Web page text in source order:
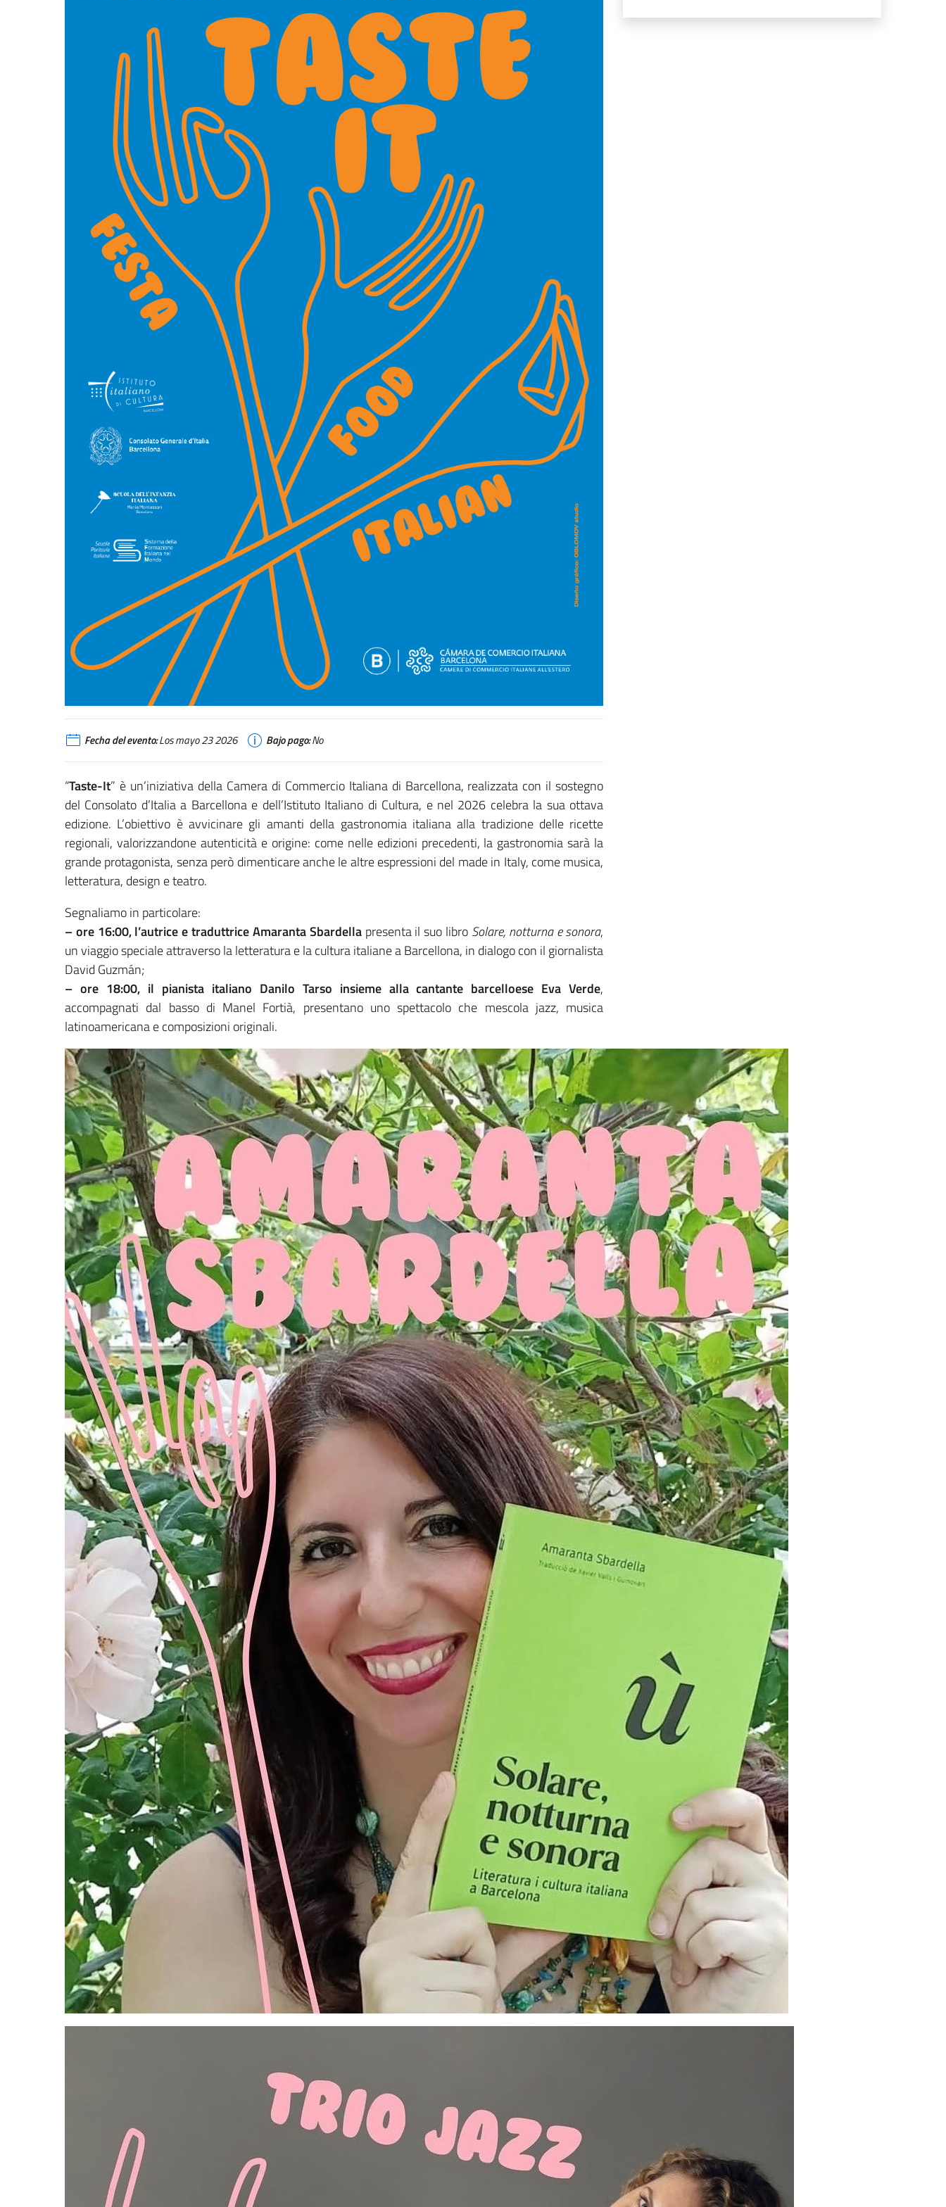
Fecha del evento:Los mayo 23 2026 Bajo pago:No
“Taste-It” è un’iniziativa della Camera di Commercio Italiana di Barcellona, realizzata con il sostegno
del Consolato d’Italia a Barcellona e dell’Istituto Italiano di Cultura, e nel 2026 celebra la sua ottava
edizione. L’obiettivo è avvicinare gli amanti della gastronomia italiana alla tradizione delle ricette
regionali, valorizzandone autenticità e origine: come nelle edizioni precedenti, la gastronomia sarà la
grande protagonista, senza però dimenticare anche le altre espressioni del made in Italy, come musica,
letteratura, design e teatro.
Segnaliamo in particolare:
– ore 16:00, l’autrice e traduttrice Amaranta Sbardellapresenta il suo libro Solare, notturna e sonora,
un viaggio speciale attraverso la letteratura e la cultura italiane a Barcellona, in dialogo con il giornalista
David Guzmán;
– ore 18:00, il pianista italiano Danilo Tarso insieme alla cantante barcelloese Eva Verde,
accompagnati dal basso di Manel Fortià, presentano uno spettacolo che mescola jazz, musica
latinoamericana e composizioni originali.